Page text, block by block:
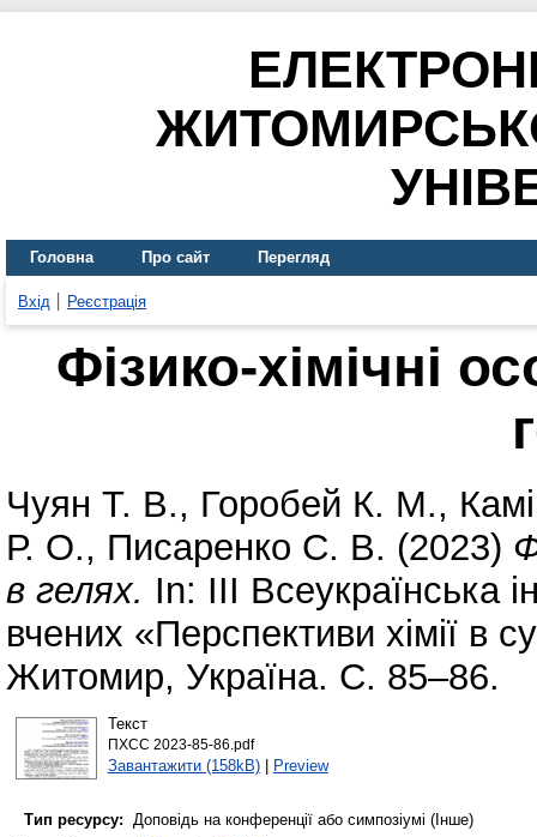
Головна Про сайт Перегляд
Вхід Реєстрація
Фізико-хімічні
Чуян Т. В., Горобей К. М.,
Р. О., Писаренко С. В. (2023)
в гелях. In: ІІІ Всеукраїнська
вчених «Перспективи хімії в
Житомир, Україна. С. 85–86.
Текст
ПХСС 2023-85-86.pdf
Завантажити (158kB)| Preview
Тип ресурсу: Доповідь на конференції або симпозіумі (Інше)